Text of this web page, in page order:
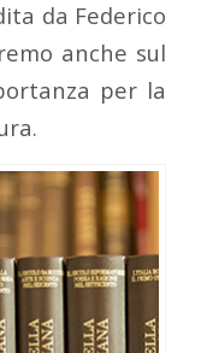
da Federico
anche sul
per la